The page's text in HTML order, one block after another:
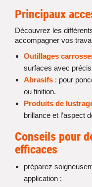
Principaux
Découvrez les
accompagner vos
Outillages
surfaces avec
Abrasifs : pour
ou finition.
Produits de
brillance et l’aspect
Conseils pour
efficaces
préparez
application ;